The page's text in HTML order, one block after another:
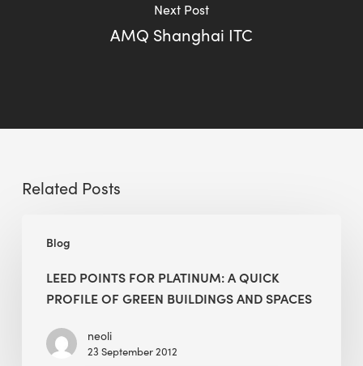
Next Post
AMQ Shanghai ITC
Related Posts
Blog
Points
Quick
Profile
LEED POINTS FOR PLATINUM: A QUICK
PROFILE OF GREEN BUILDINGS AND SPACES
neoli
23 September 2012